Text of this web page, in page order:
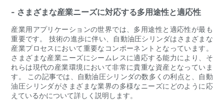
- さまざまな産業ニーズに対応する多用途性と適応性
産業用アプリケーションの世界では、多用途性と適応性が最も
重要です。 技術の進歩に伴い、自動油圧シリンダはさまざまな
産業プロセスにおいて重要なコンポーネントとなっています。
さまざまな産業ニーズにシームレスに適応する能力により、そ
れらは現代の産業環境において非常に貴重な資産となっていま
す。 この記事では、自動油圧シリンダの数多くの利点と、自動
油圧シリンダがさまざまな業界の多様なニーズにどのように応
えているかについて詳しく説明します。